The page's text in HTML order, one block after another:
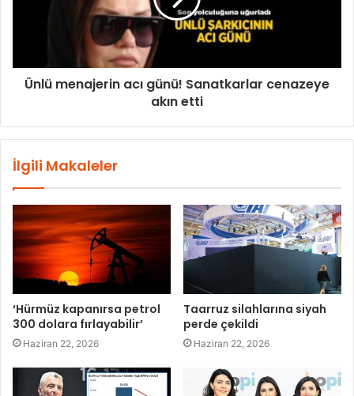
Ünlü menajerin acı günü! Sanatkarlar cenazeye
akın etti
İlgili Makaleler
‘Hürmüz kapanırsa petrol
300 dolara fırlayabilir’
Haziran 22, 2026
Taarruz silahlarına siyah
perde çekildi
Haziran 22, 2026